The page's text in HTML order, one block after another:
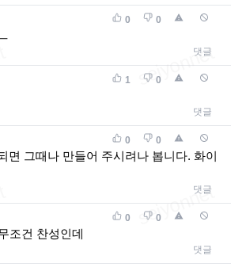
0 0
댓글
1 0
댓글
0 0
면 그때나 만들어 주시려나 봅니다. 화이
댓글
0 0
조건 찬성인데
댓글